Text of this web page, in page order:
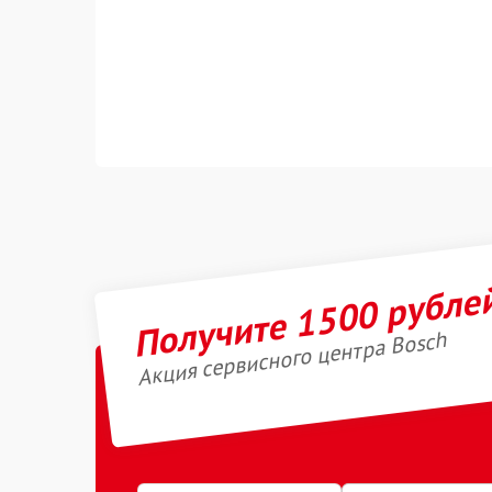
Получите 1500
Акция сервисного центра Bosch